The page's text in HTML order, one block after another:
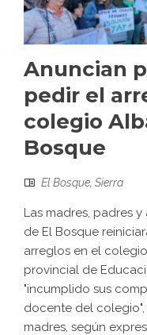
Anuncian
pedir el
colegio
Bosque
El Bosque Sierra
Las madres, padres
de El Bosque
arreglos en el
provincial de
"incumplido sus
docente del
madres, según